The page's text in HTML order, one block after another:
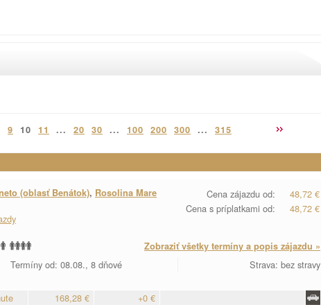
9 10 11 ... 20 30 ... 100 200 300 ... 315
Cena zájazdu od:
48,72 €
Cena s príplatkami od:
48,72 €
(oblasť Benátok), Rosolina Mare
Zobraziť všetky termíny a popis zájazdu »
Termíny od: 08.08., 8 dňové Strava: bez stravy
168,28 €
+0 €